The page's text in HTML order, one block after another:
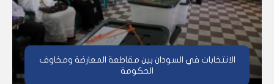
الانتخابات في السودان بين مقاطعة المعارضة ومخاوف
الحكومة